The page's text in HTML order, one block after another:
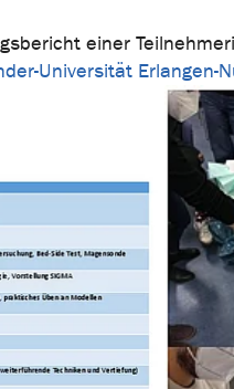
einer
Universität Erlangen-